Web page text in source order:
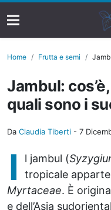
Home Frutta e semi
Jambul:
quali sono i
Da Claudia Tiberti - 7
I l jambul (
tropicale
Myrtaceae. È
e dell’Asia